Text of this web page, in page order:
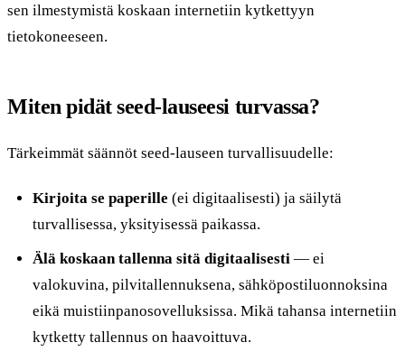
sen ilmestymistä koskaan internetiin kytkettyyn
tietokoneeseen.
Miten pidät seed-lauseesi turvassa?
Tärkeimmät säännöt seed-lauseen turvallisuudelle:
Kirjoita se paperille (ei digitaalisesti) ja säilytä
turvallisessa, yksityisessä paikassa.
Älä koskaan tallenna sitä digitaalisesti — ei
valokuvina, pilvitallennuksena, sähköpostiluonnoksina
eikä muistiinpanosovelluksissa. Mikä tahansa internetiin
kytketty tallennus on haavoittuva.